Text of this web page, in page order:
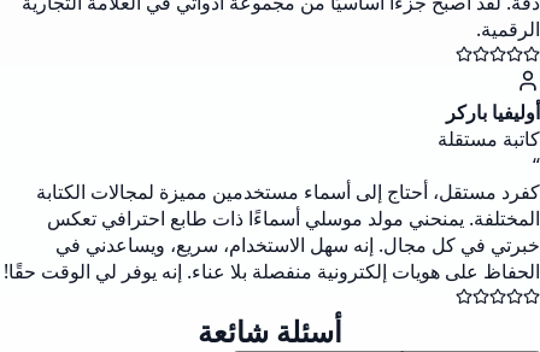
الرقمية.
أوليفيا باركر
كاتبة مستقلة
“
كفرد مستقل، أحتاج إلى أسماء مستخدمين مميزة لمجالات الكتابة
المختلفة. يمنحني مولد موسلي أسماءًا ذات طابع احترافي تعكس
خبرتي في كل مجال. إنه سهل الاستخدام، سريع، ويساعدني في
الحفاظ على هويات إلكترونية منفصلة بلا عناء. إنه يوفر لي الوقت حقًا!
أسئلة شائعة